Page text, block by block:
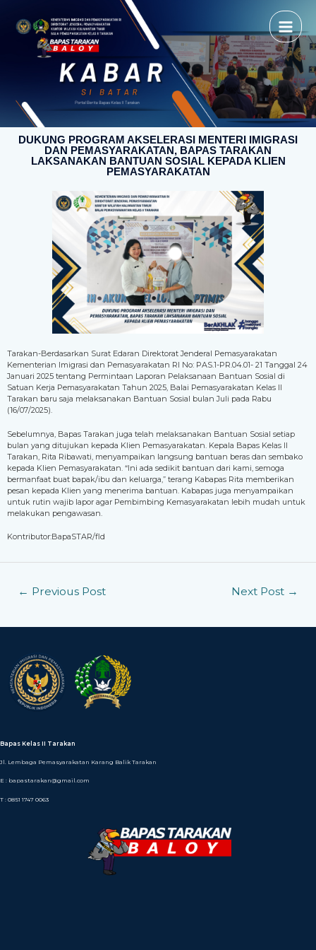
DUKUNG PROGRAM AKSELERASI MENTERI IMIGRASI
DAN PEMASYARAKATAN, BAPAS TARAKAN
LAKSANAKAN BANTUAN SOSIAL KEPADA KLIEN
PEMASYARAKATAN
Tarakan-Berdasarkan Surat Edaran Direktorat Jenderal Pemasyarakatan
Kementerian Imigrasi dan Pemasyarakatan RI No: PAS.1-PR.04.01- 21 Tanggal 24
Januari 2025 tentang Permintaan Laporan Pelaksanaan Bantuan Sosial di
Satuan Kerja Pemasyarakatan Tahun 2025, Balai Pemasyarakatan Kelas II
Tarakan baru saja melaksanakan Bantuan Sosial bulan Juli pada Rabu
(16/07/2025).
Sebelumnya, Bapas Tarakan juga telah melaksanakan Bantuan Sosial setiap
bulan yang ditujukan kepada Klien Pemasyarakatan. Kepala Bapas Kelas II
Tarakan, Rita Ribawati, menyampaikan langsung bantuan beras dan sembako
kepada Klien Pemasyarakatan. “Ini ada sedikit bantuan dari kami, semoga
bermanfaat buat bapak/ibu dan keluarga,” terang Kabapas Rita memberikan
pesan kepada Klien yang menerima bantuan. Kabapas juga menyampaikan
untuk rutin wajib lapor agar Pembimbing Kemasyarakatan lebih mudah untuk
melakukan pengawasan.
Kontributor:BapaSTAR/fld
← Previous Post Next Post →
Bapas Kelas II Tarakan
Jl. Lembaga Pemasyarakatan Karang Balik Tarakan
E : bapastarakan@gmail.com
T : 0851 1747 0063